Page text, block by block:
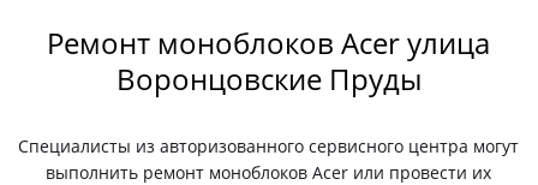
Ремонт моноблоков Acer улица
Воронцовские Пруды
Специалисты из авторизованного сервисного центра могут
выполнить ремонт моноблоков Acer или провести их